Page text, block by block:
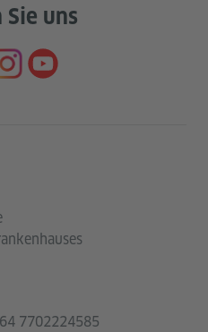
Sie uns
7702224585